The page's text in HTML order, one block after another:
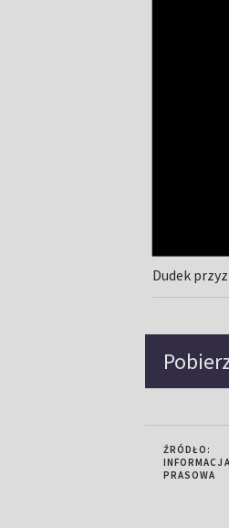
Dudek
ŹRÓDŁO:
INFORMACJA
PRASOWA